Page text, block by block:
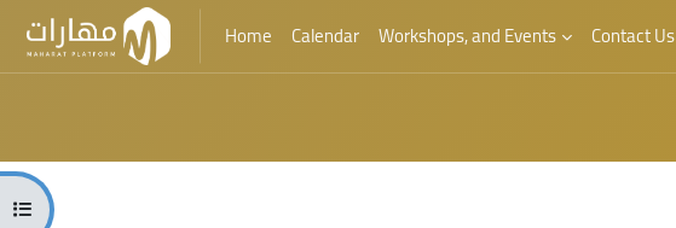
Home Calendar Workshops, and Events Contact Us
Open course index